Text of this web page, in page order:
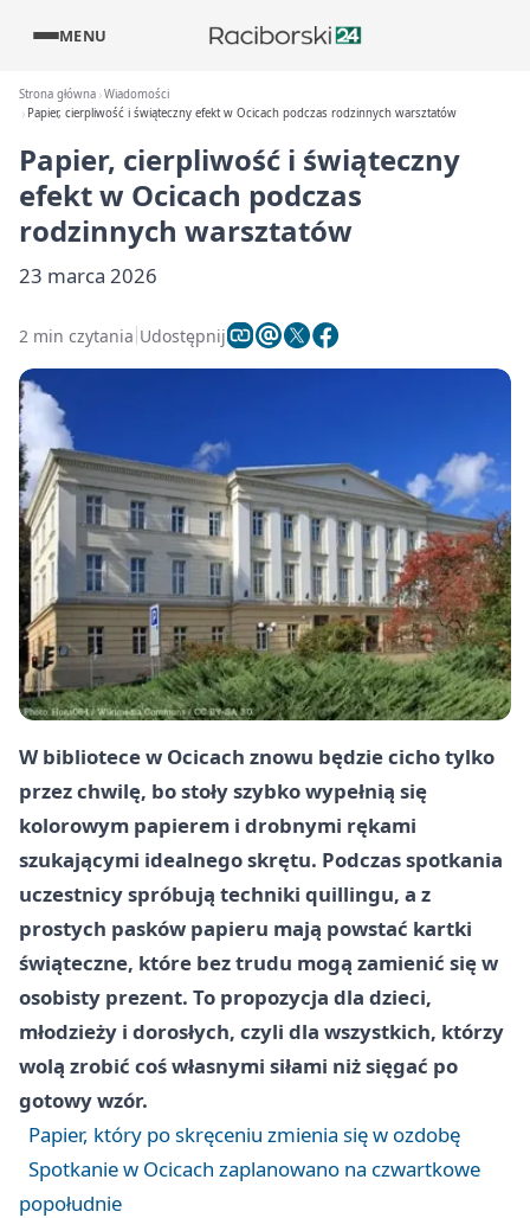
MENU
Strona główna Wiadomości
Papier, cierpliwość i świąteczny efekt w Ocicach podczas rodzinnych warsztatów
Papier, cierpliwość i świąteczny
efekt w Ocicach podczas
rodzinnych warsztatów
23 marca 2026
2 min czytania Udostępnij
W bibliotece w Ocicach znowu będzie cicho tylko
przez chwilę, bo stoły szybko wypełnią się
kolorowym papierem i drobnymi rękami
szukającymi idealnego skrętu. Podczas spotkania
uczestnicy spróbują techniki quillingu, a z
prostych pasków papieru mają powstać kartki
świąteczne, które bez trudu mogą zamienić się w
osobisty prezent. To propozycja dla dzieci,
młodzieży i dorosłych, czyli dla wszystkich, którzy
wolą zrobić coś własnymi siłami niż sięgać po
gotowy wzór.
Papier, który po skręceniu zmienia się w ozdobę
Spotkanie w Ocicach zaplanowano na czwartkowe
popołudnie